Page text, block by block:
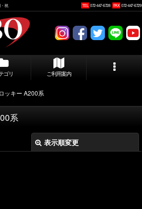
・祝 TEL 072-447-6728 FAX 072-447-6729
ゴリ ご利用案内
ッキー A200系
系
表示順変更